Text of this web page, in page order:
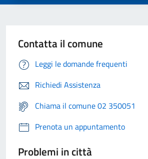
Contatta il comune
Leggi le domande frequenti
Richiedi Assistenza
Chiama il comune 02 350051
Prenota un appuntamento
Problemi in città